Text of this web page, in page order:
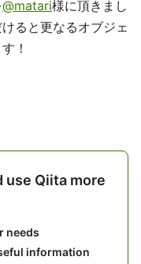
@matari様に頂きまし
ると更なるオブジェ
！
use Qiita more
needs
information